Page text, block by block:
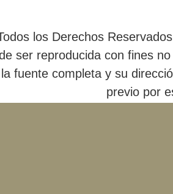
los Derechos
ser reproducida con fines
fuente completa y su
previo por